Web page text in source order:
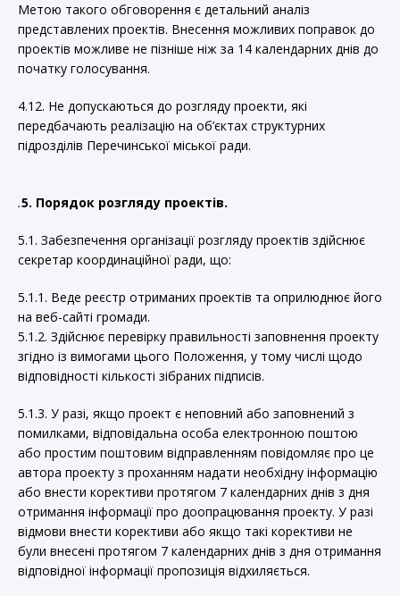
Метою такого обговорення є детальний аналіз
представлених проектів. Внесення можливих поправок до
проектів можливе не пізніше ніж за 14 календарних днів до
початку голосування.
4.12. Не допускаються до розгляду проекти, які
передбачають реалізацію на об’єктах структурних
підрозділів Перечинської міської ради.
.5. Порядок розгляду проектів.
5.1. Забезпечення організації розгляду проектів здійснює
секретар координаційної ради, що:
5.1.1. Веде реєстр отриманих проектів та оприлюднює його
на веб-сайті громади.
5.1.2. Здійснює перевірку правильності заповнення проекту
згідно із вимогами цього Положення, у тому числі щодо
відповідності кількості зібраних підписів.
5.1.3. У разі, якщо проект є неповний або заповнений з
помилками, відповідальна особа електронною поштою
або простим поштовим відправленням повідомляє про це
автора проекту з проханням надати необхідну інформацію
або внести корективи протягом 7 календарних днів з дня
отримання інформації про доопрацювання проекту. У разі
відмови внести корективи або якщо такі корективи не
були внесені протягом 7 календарних днів з дня отримання
відповідної інформації пропозиція відхиляється.